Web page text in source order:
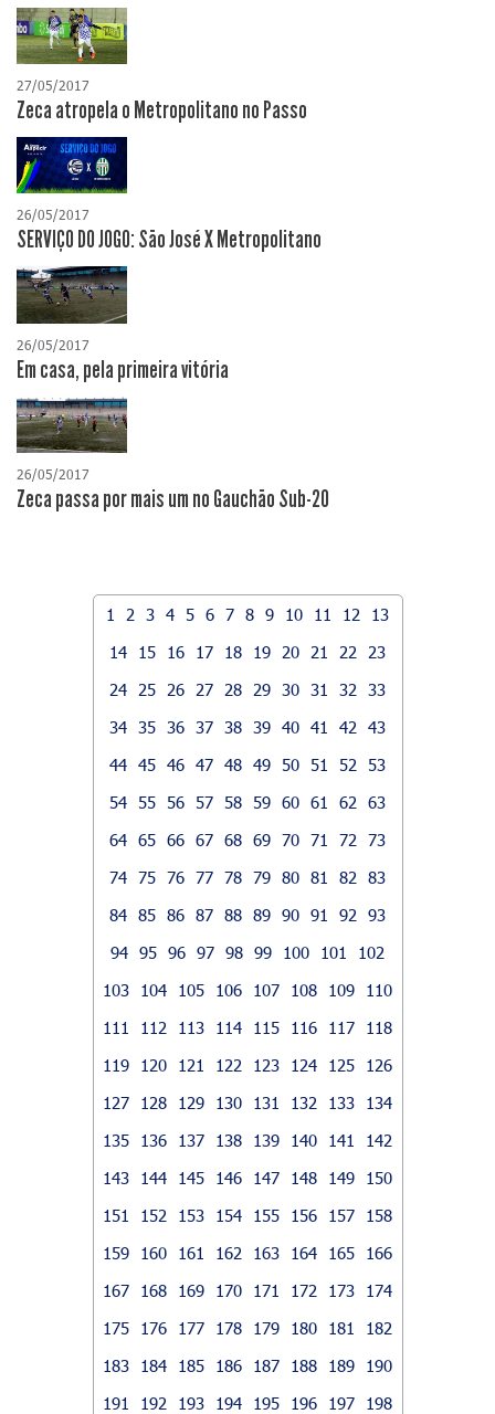
27/05/2017
Zeca atropela o Metropolitano no Passo
26/05/2017
SERVIÇO DO JOGO: São José X Metropolitano
26/05/2017
Em casa, pela primeira vitória
26/05/2017
Zeca passa por mais um no Gauchão Sub-20
1 2 3 4 5 6 7 8 9 10 11 12
13
14
15 16 17 18 19 20 21 22
23
24
25 26 27 28 29 30 31 32
33
34 35 36 37 38 39 40 41 42
43
44 45 46 47 48 49 50 51 52
53
54 55 56 57 58 59 60 61 62
63
64 65 66 67 68 69 70 71 72
73
74 75 76 77 78 79 80 81 82
83
84 85 86 87 88 89 90 91 92
93
94 95 96 97 98 99 100 101
102
103
104 105 106 107 108 109
110
111
112 113 114 115 116 117
118
119
120 121 122 123 124 125
126
127
128 129 130 131 132 133
134
135
136 137 138 139 140 141
142
143
144 145 146 147 148 149
150
151
152 153 154 155 156 157
158
159
160 161 162 163 164 165
166
167
168 169 170 171 172 173
174
175
176 177 178 179 180 181
182
183
184 185 186 187 188 189
190
191
192 193 194 195 196 197
198